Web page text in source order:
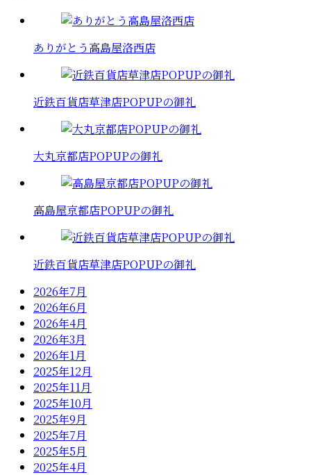
ありがとう高島屋洛西店
近鉄百貨店草津店POPUPの御礼
大丸京都店POPUPの御礼
高島屋京都店POPUPの御礼
近鉄百貨店草津店POPUPの御礼
2026年7月
2026年6月
2026年4月
2026年3月
2026年1月
2025年12月
2025年11月
2025年10月
2025年9月
2025年7月
2025年5月
2025年4月